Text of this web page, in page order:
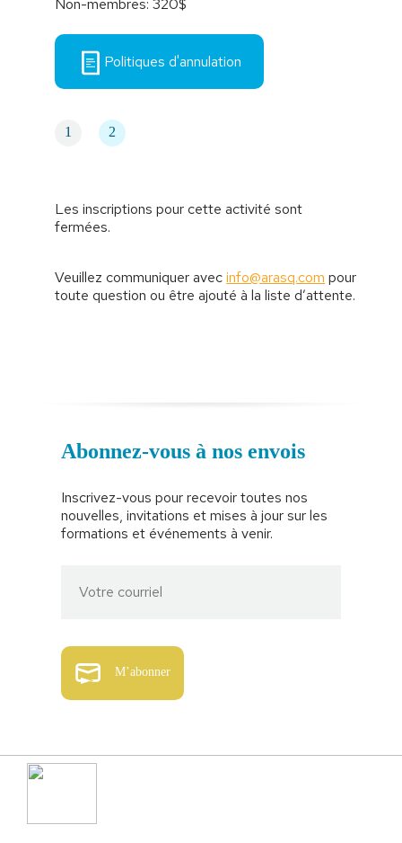
Non-membres: 320$
Politiques d'annulation
1 2
Les inscriptions pour cette activité sont
fermées.
Veuillez communiquer avecinfo@arasq.com pour
toute question ou être ajouté à la liste d’attente.
Abonnez-vous à nos envois
Inscrivez-vous pour recevoir toutes nos
nouvelles, invitations et mises à jour sur les
formations et événements à venir.
M’abonner